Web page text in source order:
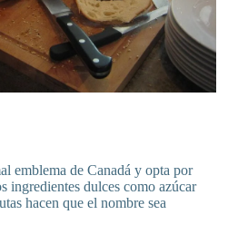
emblema de Canadá y opta por
ingredientes dulces como azúcar
hacen que el nombre sea